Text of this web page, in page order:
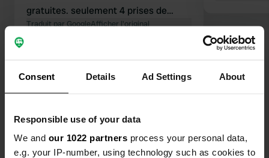
Consent Details Ad Settings About
Responsible use of your data
We and our 1022 partners process your personal data,
e.g. your IP-number, using technology such as cookies to
gratuites. seulement 4 prises de
courant sur un stand à côté des eaux
Traduit par GoogleAfficher l'original